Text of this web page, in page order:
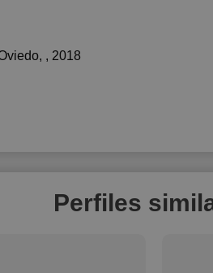
, , 2018
Perfiles